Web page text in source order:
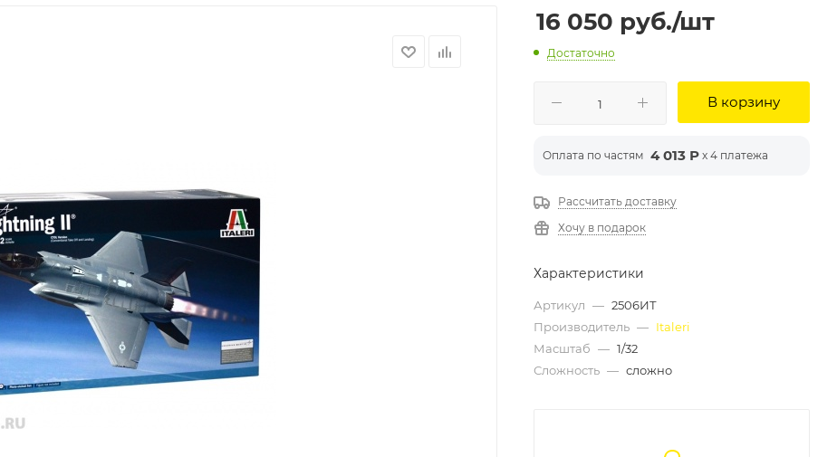
16 050 руб./шт
Достаточно
В корзину
Оплата по частям 4 013 Р x 4 платежа
Рассчитать доставку
Хочу в подарок
Характеристики
Артикул — 2506ИТ
Производитель — Italeri
Масштаб — 1/32
Сложность — сложно